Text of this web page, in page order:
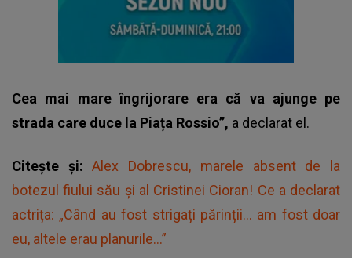
Cea mai mare îngrijorare era că va ajunge pe
strada care duce la Piața Rossio”, a declarat el.
Citește și:Alex Dobrescu, marele absent de la
botezul fiului său și al Cristinei Cioran! Ce a declarat
actrița: „Când au fost strigați părinții… am fost doar
eu, altele erau planurile…”